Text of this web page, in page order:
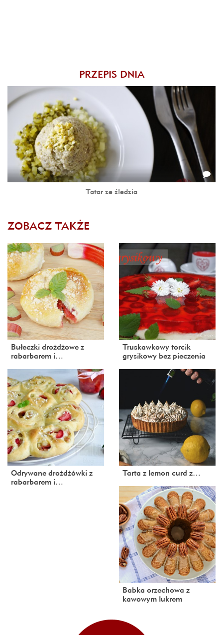
PRZEPIS DNIA
Tatar ze śledzia
ZOBACZ TAKŻE
Bułeczki drożdżowe z
rabarbarem i…
Truskawkowy torcik
grysikowy bez pieczenia
Odrywane drożdżówki z
rabarbarem i…
Tarta z lemon curd z…
Babka orzechowa z
kawowym lukrem